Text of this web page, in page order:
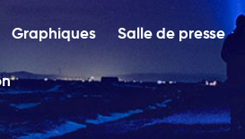
Graphiques Salle de presse